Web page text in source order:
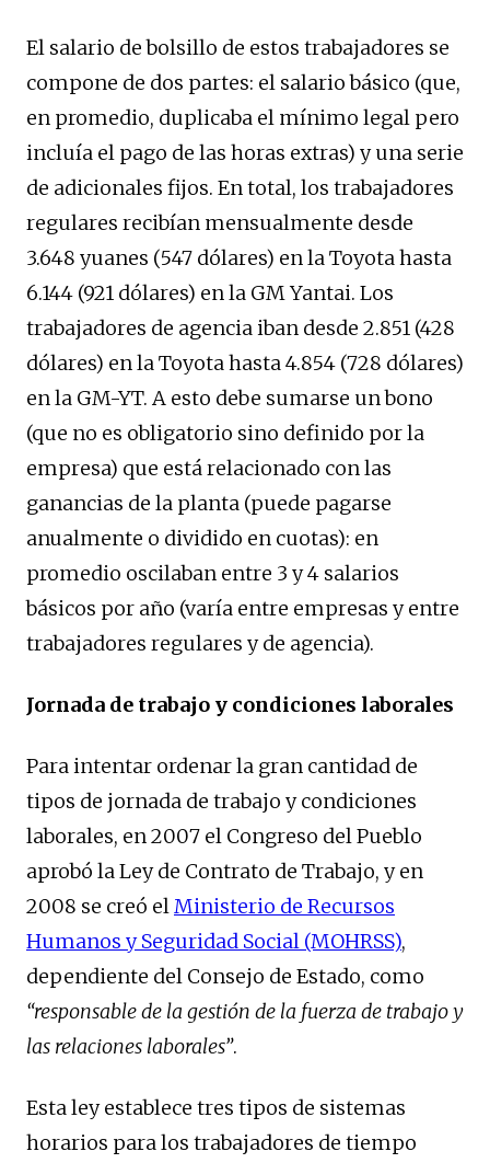
El salario de bolsillo de estos trabajadores se
compone de dos partes: el salario básico (que,
en promedio, duplicaba el mínimo legal pero
incluía el pago de las horas extras) y una serie
de adicionales fijos. En total, los trabajadores
regulares recibían mensualmente desde
3.648 yuanes (547 dólares) en la Toyota hasta
6.144 (921 dólares) en la GM Yantai. Los
trabajadores de agencia iban desde 2.851 (428
dólares) en la Toyota hasta 4.854 (728 dólares)
en la GM-YT. A esto debe sumarse un bono
(que no es obligatorio sino definido por la
empresa) que está relacionado con las
ganancias de la planta (puede pagarse
anualmente o dividido en cuotas): en
promedio oscilaban entre 3 y 4 salarios
básicos por año (varía entre empresas y entre
trabajadores regulares y de agencia).
Jornada de trabajo y condiciones laborales
Para intentar ordenar la gran cantidad de
tipos de jornada de trabajo y condiciones
laborales, en 2007 el Congreso del Pueblo
aprobó la Ley de Contrato de Trabajo, y en
2008 se creó el Ministerio de Recursos
Humanos y Seguridad Social (MOHRSS),
dependiente del Consejo de Estado, como
“responsable de la gestión de la fuerza de trabajo y
las relaciones laborales”.
Esta ley establece tres tipos de sistemas
horarios para los trabajadores de tiempo